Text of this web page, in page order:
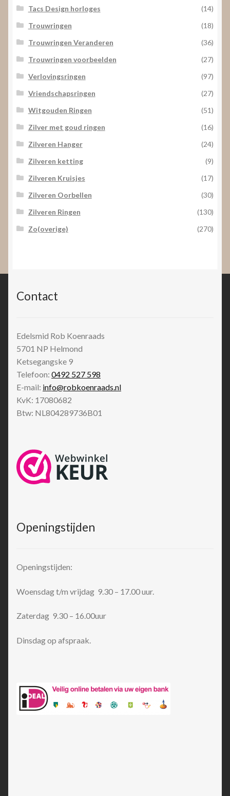
Tacs Design horloges
(14)
Trouwringen
(18)
Trouwringen Veranderen
(36)
Trouwringen voorbeelden
(27)
Verlovingsringen
(97)
Vriendschapsringen
(27)
Witgouden Ringen
(51)
Zilver met goud ringen
(16)
Zilveren Hanger
(24)
Zilveren ketting
(9)
Zilveren Kruisjes
(17)
Zilveren Oorbellen
(30)
Zilveren Ringen
(130)
Zo(overige)
(270)
Contact
Edelsmid Rob Koenraads
5701 NP Helmond
Ketsegangske 9
Telefoon: 0492 527 598
E-mail: info@robkoenraads.nl
KvK: 17080682
Btw: NL804289736B01
Openingstijden
Openingstijden:
Woensdag t/m vrijdag 9.30 – 17.00 uur.
Zaterdag 9.30 – 16.00uur
Dinsdag op afspraak.